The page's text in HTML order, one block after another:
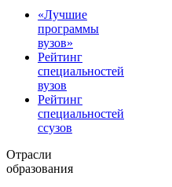
«Лучшие
программы
вузов»
Рейтинг
специальностей
вузов
Рейтинг
специальностей
ссузов
Отрасли
образования